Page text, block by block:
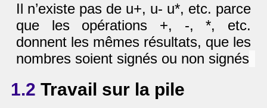
Il n’existe pas de u+, u- u*, etc. parce
que les opérations +, -, *, etc.
donnent les mêmes résultats, que les
nombres soient signés ou non signés
1.2 Travail sur la pile